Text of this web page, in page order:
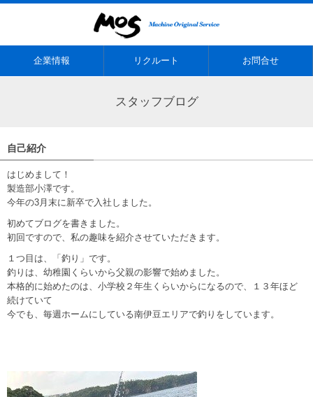
企業情報 リクルート お問合せ
スタッフブログ
自己紹介
はじめまして！
製造部小澤です。
今年の3月末に新卒で入社しました。
初めてブログを書きました。
初回ですので、私の趣味を紹介させていただきます。
１つ目は、「釣り」です。
釣りは、幼稚園くらいから父親の影響で始めました。
本格的に始めたのは、小学校２年生くらいからになるので、１３年ほど
続けていて
今でも、毎週ホームにしている南伊豆エリアで釣りをしています。